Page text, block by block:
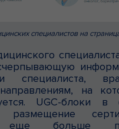
специалистов на
специалиста,
на
UGC-блоки в
еще больше